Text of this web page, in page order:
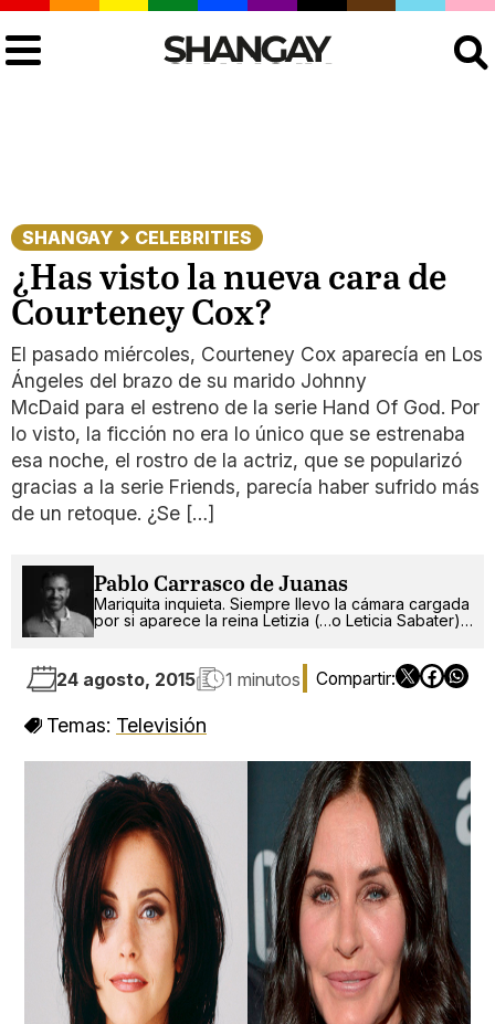
SHANGAY CELEBRITIES
¿Has visto la nueva cara de
Courteney Cox?
El pasado miércoles, Courteney Cox aparecía en Los
Ángeles del brazo de su marido Johnny
McDaid para el estreno de la serie Hand Of God. Por
lo visto, la ficción no era lo único que se estrenaba
esa noche, el rostro de la actriz, que se popularizó
gracias a la serie Friends, parecía haber sufrido más
de un retoque. ¿Se […]
Pablo Carrasco de Juanas
Mariquita inquieta. Siempre llevo la cámara cargada
por si aparece la reina Letizia (…o Leticia Sabater).
24 agosto, 2015 1 minutos
Temas: Televisión